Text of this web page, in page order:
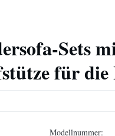
Sets
für
Modellnummer: